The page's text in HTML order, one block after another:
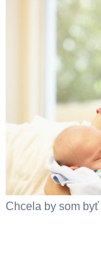
Chcela by som